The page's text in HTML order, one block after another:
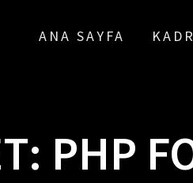
ANA SAYFA
PHP